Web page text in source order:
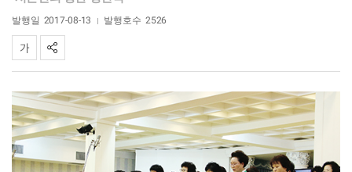
발행일 2017-08-13 발행호수 2526